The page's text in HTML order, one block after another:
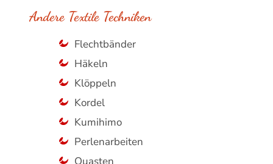
Andere Textile Techniken
Flechtbänder
Häkeln
Klöppeln
Kordel
Kumihimo
Perlenarbeiten